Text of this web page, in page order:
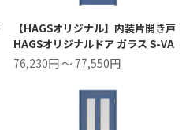
【HAGSオリジナル】内装片開き戸
HAGSオリジナルドア ガラス S-VA
76,230円 ～ 77,550円